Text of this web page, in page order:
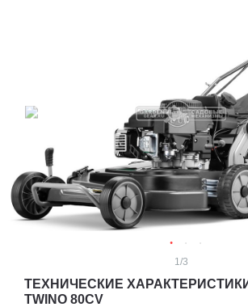
1 /3
ТЕХНИЧЕСКИЕ ХАРАКТЕРИСТИКИ
TWINO 80CV